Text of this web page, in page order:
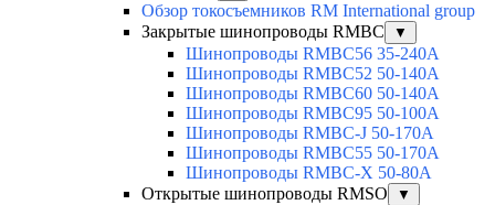
Обзор токосъемников RM International group
Закрытые шинопроводы RMBC
▼
Шинопроводы RMBC56 35-240A
Шинопроводы RMBC52 50-140A
Шинопроводы RMBC60 50-140A
Шинопроводы RMBC95 50-100А
Шинопроводы RMBC-J 50-170A
Шинопроводы RMBC55 50-170A
Шинопроводы RMBC-X 50-80A
Открытые шинопроводы RMSO
▼